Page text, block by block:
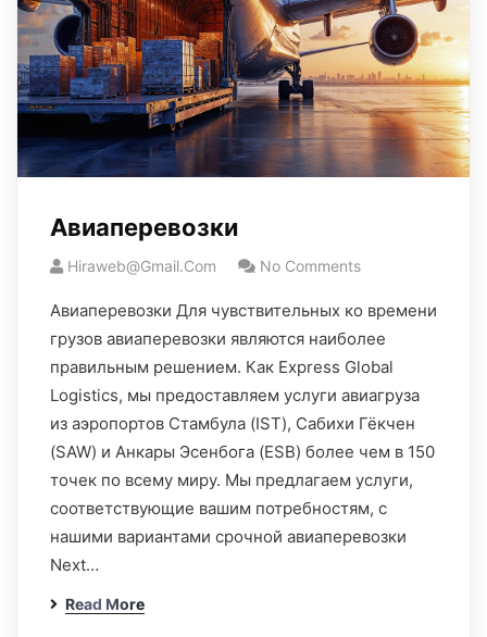
Авиаперевозки
Hiraweb@gmail.com No Comments
Авиаперевозки Для чувствительных ко времени
грузов авиаперевозки являются наиболее
правильным решением. Как Express Global
Logistics, мы предоставляем услуги авиагруза
из аэропортов Стамбула (IST), Сабихи Гёкчен
(SAW) и Анкары Эсенбога (ESB) более чем в 150
точек по всему миру. Мы предлагаем услуги,
соответствующие вашим потребностям, с
нашими вариантами срочной авиаперевозки
Next…
Read More